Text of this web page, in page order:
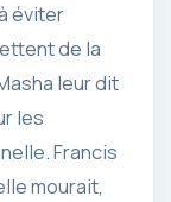
éviter
de la
leur dit
les
Francis
mourait,